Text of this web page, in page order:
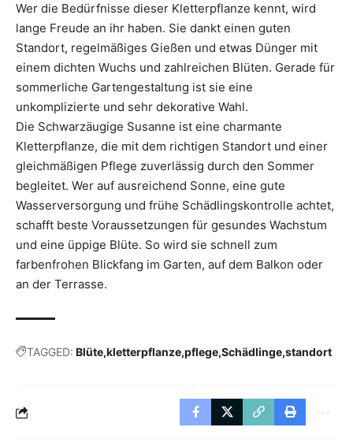
Wer die Bedürfnisse dieser Kletterpflanze kennt, wird
lange Freude an ihr haben. Sie dankt einen guten
Standort, regelmäßiges Gießen und etwas Dünger mit
einem dichten Wuchs und zahlreichen Blüten. Gerade für
sommerliche Gartengestaltung ist sie eine
unkomplizierte und sehr dekorative Wahl.
Die Schwarzäugige Susanne ist eine charmante
Kletterpflanze, die mit dem richtigen Standort und einer
gleichmäßigen Pflege zuverlässig durch den Sommer
begleitet. Wer auf ausreichend Sonne, eine gute
Wasserversorgung und frühe Schädlingskontrolle achtet,
schafft beste Voraussetzungen für gesundes Wachstum
und eine üppige Blüte. So wird sie schnell zum
farbenfrohen Blickfang im Garten, auf dem Balkon oder
an der Terrasse.
TAGGED: Blüte kletterpflanze pflege Schädlinge standort